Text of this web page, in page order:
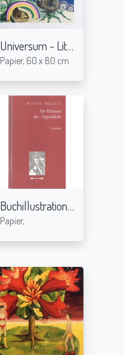
2004 Universum - Lithografie
Papier, 60 x 80 cm
Buchillustration2003
Papier,